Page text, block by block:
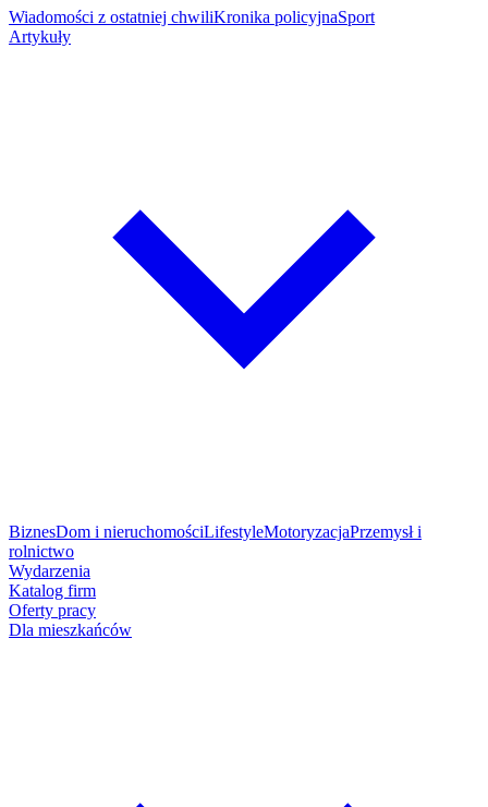
Wiadomości z ostatniej chwiliKronika policyjnaSport
Artykuły
BiznesDom i nieruchomościLifestyleMotoryzacjaPrzemysł i
rolnictwo
Wydarzenia
Katalog firm
Oferty pracy
Dla mieszkańców